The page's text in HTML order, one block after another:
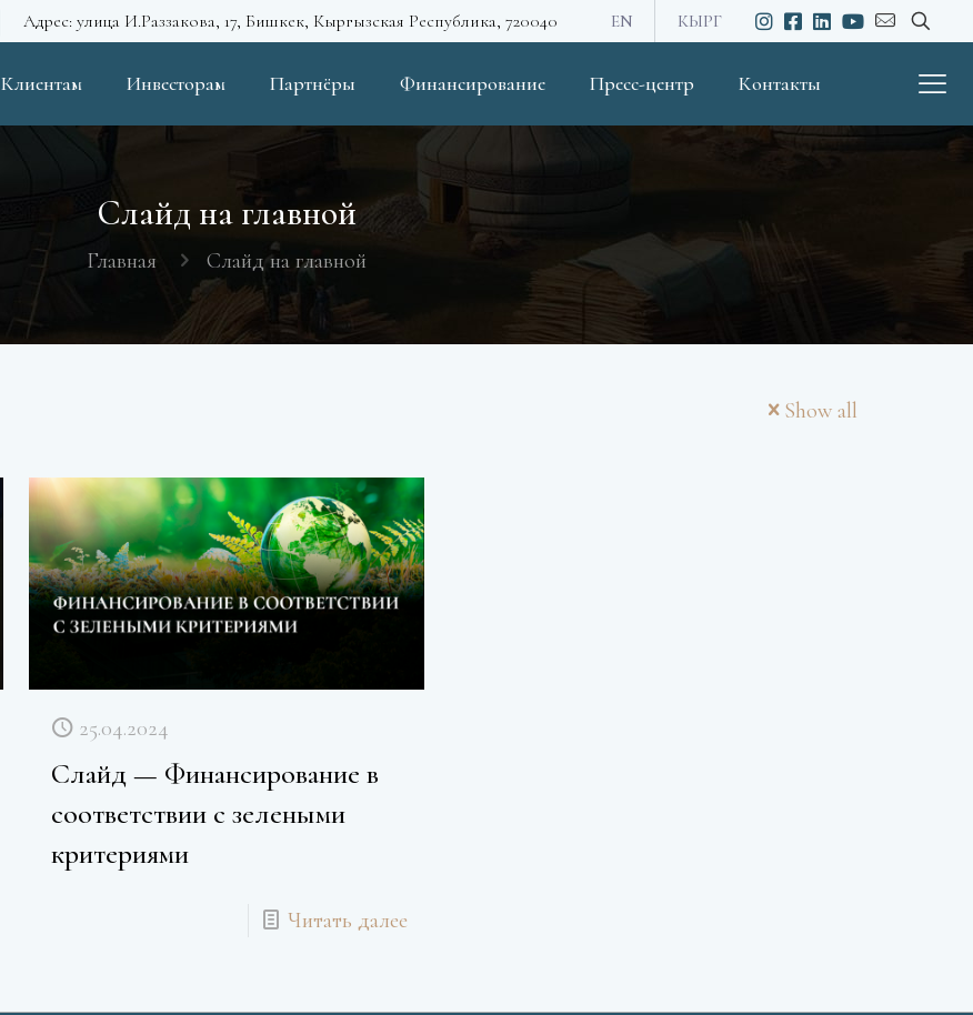
Адрес: улица И.Раззакова, 17, Бишкек, Кыргызская Республика, 720040 EN КЫРГ
Клиентам Инвесторам Партнёры Финансирование Пресс-центр Контакты
Слайд на главной
Главная Слайд на главной
Show all
25.04.2024
Слайд — Финансирование в
соответствии с зелеными
критериями
Читать далее